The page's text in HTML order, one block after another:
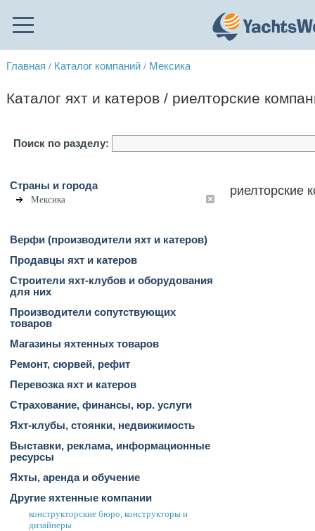
Главная / Каталог компаний / Мексика
Каталог яхт и катеров / риелторские
Поиск по разделу:
Страны и города
Мексика
Верфи (производители яхт и катеров)
Продавцы яхт и катеров
Строители яхт-клубов и оборудования
для них
Производители сопутствующих
товаров
Магазины яхтенных товаров
Ремонт, сюрвей, рефит
Перевозка яхт и катеров
Страхование, финансы, юр. услуги
Яхт-клубы, стоянки, недвижимость
Выставки, реклама, информационные
ресурсы
Яхты, аренда и обучение
Другие яхтенные компании
конструкторские бюро, конструкторы и
дизайнеры
риелторские